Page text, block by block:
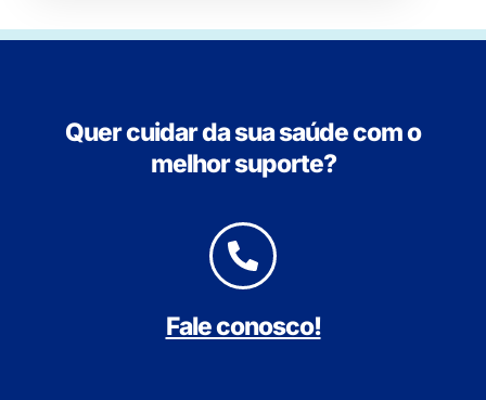
Quer cuidar da sua saúde com o
melhor suporte?
Fale conosco!